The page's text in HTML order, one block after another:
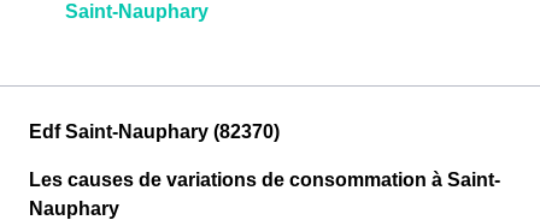
Saint-Nauphary
Edf Saint-Nauphary (82370)
Les causes de variations de consommation à Saint-
Nauphary